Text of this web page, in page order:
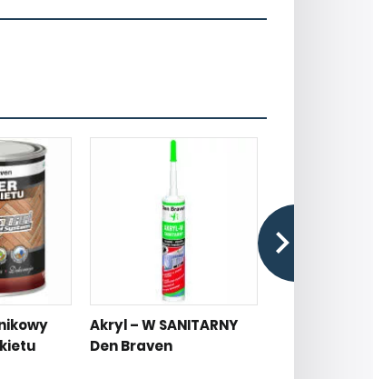
Akryl – W SANITARNY
Den Braven